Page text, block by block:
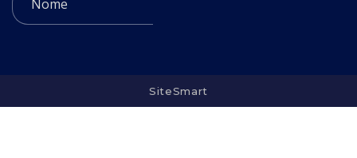
SiteSmart